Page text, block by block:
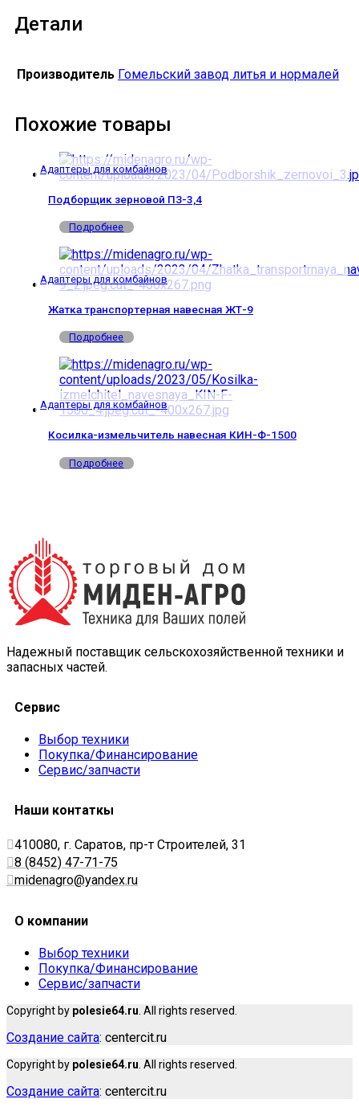
Детали
Производитель Гомельский завод литья и нормалей
Похожие товары
Адаптеры для комбайнов
Подборщик зерновой ПЗ-3,4
Подробнее
Адаптеры для комбайнов
Жатка транспортерная навесная ЖТ-9
Подробнее
Адаптеры для комбайнов
Косилка-измельчитель навесная КИН-Ф-1500
Подробнее
Надежный поставщик сельскохозяйственной техники и
запасных частей.
Сервис
Выбор техники
Покупка/Финансирование
Сервис/запчасти
Наши контаткы
410080, г. Саратов, пр-т Строителей, 31
8 (8452) 47-71-75
midenagro@yandex.ru
О компании
Выбор техники
Покупка/Финансирование
Сервис/запчасти
Copyright by polesie64.ru . All rights reserved.
Создание сайта: centercit.ru
Copyright by polesie64.ru . All rights reserved.
Создание сайта: centercit.ru